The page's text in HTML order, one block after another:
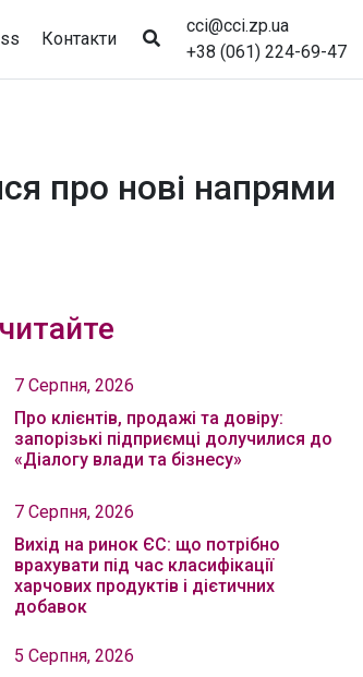
Контакти
cci@cci.zp.ua
+38 (061) 224-69-47
про нові напрями
7 Серпня, 2026
Про клієнтів, продажі та довіру:
запорізькі підприємці долучилися до
«Діалогу влади та бізнесу»
7 Серпня, 2026
Вихід на ринок ЄС: що потрібно
врахувати під час класифікації
харчових продуктів і дієтичних
добавок
5 Серпня, 2026